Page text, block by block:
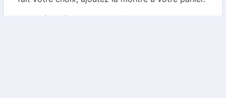
Accédez à la page de paiement